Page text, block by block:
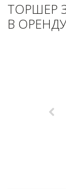
ТОРШЕР
В